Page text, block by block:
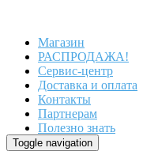
Магазин
РАСПРОДАЖА!
Сервис-центр
Доставка и оплата
Контакты
Партнерам
Полезно знать
Toggle navigation